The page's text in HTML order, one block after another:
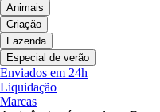
Animais
Criação
Fazenda
Especial de verão
Enviados em 24h
Liquidação
Marcas